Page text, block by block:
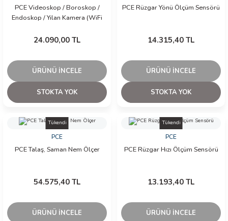
PCE Videoskop / Boroskop /
Endoskop / Yılan Kamera (WiFi
24.090,00 TL
ÜRÜNÜ İNCELE
STOKTA YOK
PCE Rüzgar Yönü Ölçüm Sensörü
14.315,40 TL
ÜRÜNÜ İNCELE
STOKTA YOK
Tükendi
PCE
PCE Talaş, Saman Nem Ölçer
54.575,40 TL
ÜRÜNÜ İNCELE
Tükendi
PCE
PCE Rüzgar Hızı Ölçüm Sensörü
13.193,40 TL
ÜRÜNÜ İNCELE